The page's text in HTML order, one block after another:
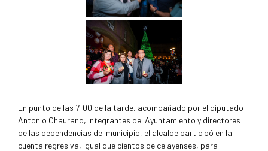
En punto de las 7:00 de la tarde, acompañado por el diputado
Antonio Chaurand, integrantes del Ayuntamiento y directores
de las dependencias del municipio, el alcalde participó en la
cuenta regresiva, igual que cientos de celayenses, para